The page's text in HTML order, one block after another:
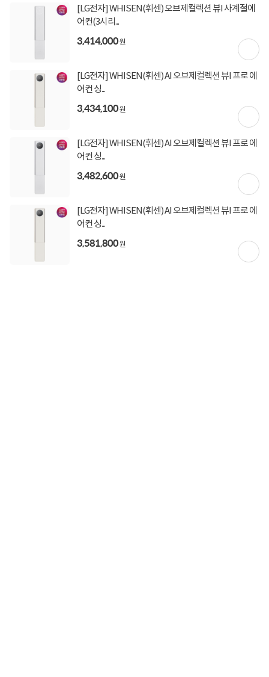
[LG전자] WHISEN(휘센) 오브제컬렉션 뷰I 사계절에
어컨(3시리...
3,414,000원
[LG전자] WHISEN(휘센) AI 오브제컬렉션 뷰I 프로 에
어컨 싱...
3,434,100원
[LG전자] WHISEN(휘센) AI 오브제컬렉션 뷰I 프로 에
어컨 싱...
3,482,600원
[LG전자] WHISEN(휘센) AI 오브제컬렉션 뷰I 프로 에
어컨 싱...
3,581,800원
적립금 5,900원 적립
08월 09일
업체직배송
무료배송
상세정보 구매후기(0) Q&A(0)